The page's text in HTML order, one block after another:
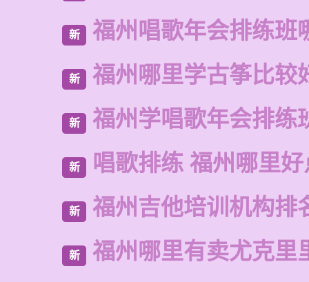
新 福州唱歌年会排练班
新 福州哪里学古筝比较
新 福州学唱歌年会排练
新 唱歌排练 福州哪里好
新 福州吉他培训机构排
新 福州哪里有卖尤克里